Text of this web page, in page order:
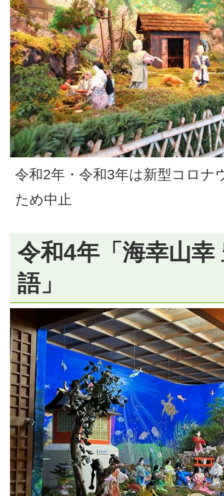
令和2年・令和3年は新型コロナ
ため中止
令和4年「海幸山幸
語」